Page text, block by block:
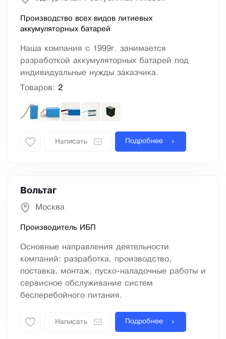
Производство всех видов литиевых
аккумуляторных батарей
Наша компания с 1999г. занимается
разработкой аккумуляторных батарей под
индивидуальные нужды заказчика.
Товаров: 2
Написать Подробнее
Вольтаг
Москва
Производитель ИБП
Основные направления деятельности
компаний: разработка, производство,
поставка, монтаж, пуско-наладочные работы и
сервисное обслуживание систем
бесперебойного питания.
Написать Подробнее